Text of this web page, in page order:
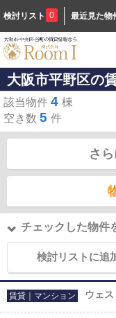
検討リスト 0 最近見た物
大阪市平野区の
該当物件 4 棟
空き数 5 件
さ
チェックした物件
検討リストに追
賃貸｜マンション ウェ